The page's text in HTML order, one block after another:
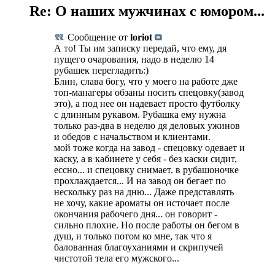
Re: О наших мужчинах с юмором...
Сообщение от loriot
А то! Ты им записку передай, что ему, дя
пущего очарования, надо в неделю 14
рубашек перегладить:)
Блин, слава богу, что у моего на работе дже
топ-манагеры обзаны носить спецовку(завод
это), а под нее он надевает просто футболку
с длинным рукавом. Рубашка ему нужна
только раз-два в неделю дя деловых ужинов
и обедов с начальством и клиентами.
мой тоже когда на завод - спецовку одевает и
каску, а в кабинете у себя - без каски сидит,
ессно... и спецовку снимает. в рубашоночке
прохлаждается... И на завод он бегает по
нескольку раз на дню... Даже представлять
не хочу, какие ароматы он источает после
окончания рабочего дня... он говорит -
сильно плохие. Но после работы он бегом в
душ, и только потом ко мне, так что я
балованная благоуханиями и скрипучей
чистотой тела его мужского...